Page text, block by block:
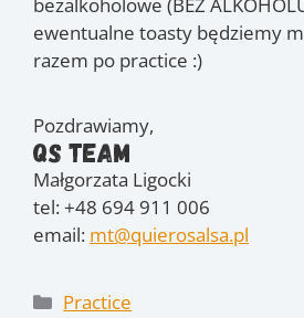
ewentualne toasty będziemy
razem po practice :)
Pozdrawiamy,
QS Team
Małgorzata Ligocki
tel: +48 694 911 006
email: mt@quierosalsa.pl
Kategorie
Practice